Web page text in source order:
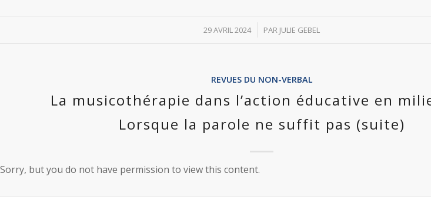
29 AVRIL 2024
/ PAR JULIE GEBEL
REVUES DU NON-VERBAL
La musicothérapie dans l’action éducative en
Lorsque la parole ne suffit pas (suite)
Sorry, but you do not have permission to view this content.